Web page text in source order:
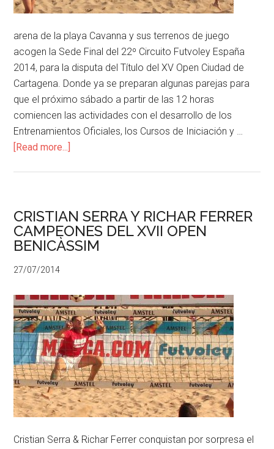
arena de la playa Cavanna y sus terrenos de juego
acogen la Sede Final del 22º Circuito Futvoley España
2014, para la disputa del Título del XV Open Ciudad de
Cartagena. Donde ya se preparan algunas parejas para
que el próximo sábado a partir de las 12 horas
comiencen las actividades con el desarrollo de los
Entrenamientos Oficiales, los Cursos de Iniciación y …
[Read more...]
CRISTIAN SERRA Y RICHAR FERRER
CAMPEONES DEL XVII OPEN
BENICÀSSIM
27/07/2014
Cristian Serra & Richar Ferrer conquistan por sorpresa el